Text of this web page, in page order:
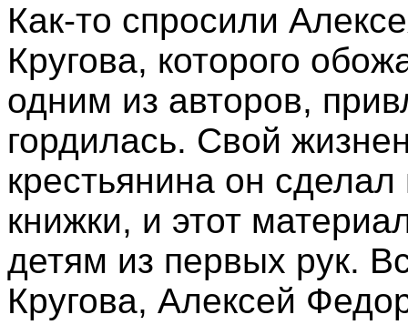
Как-то спросили
Кругова, которого
одним из авторов,
гордилась. Свой
крестьянина он
книжки, и этот
детям из первых рук.
Кругова, Алексей